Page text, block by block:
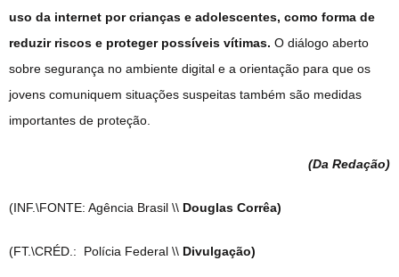
uso da internet por crianças e adolescentes, como forma de
reduzir riscos e proteger possíveis vítimas. O diálogo aberto
sobre segurança no ambiente digital e a orientação para que os
jovens comuniquem situações suspeitas também são medidas
importantes de proteção.
(Da Redação)
(INF.\FONTE: Agência Brasil \\ Douglas Corrêa)
(FT.\CRÉD.: Polícia Federal \\ Divulgação)